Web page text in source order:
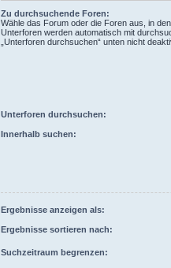
Zu durchsuchende Foren:
Wähle das Forum oder die Foren aus, in
Unterforen werden automatisch mit
„Unterforen durchsuchen“ unten nicht
Unterforen durchsuchen:
Innerhalb suchen:
Ergebnisse anzeigen als:
Ergebnisse sortieren nach:
Suchzeitraum begrenzen: